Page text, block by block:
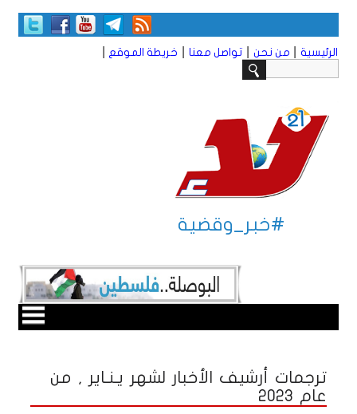
الرئيسية من نحن تواصل معنا خريطة الموقع
#خبر_وقضية
ترجمات أرشيف الأخبار لشهر يـنـاير , من
عام 2023